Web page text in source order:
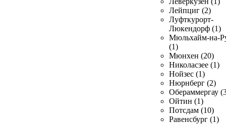
Лейпциг (2)
Луфткурорт-
Люкендорф (1)
Мюльхайм-на-
(1)
Мюнхен (20)
Николасзее (1)
Нойзес (1)
Нюрнберг (2)
Обераммергау
Ойтин (1)
Потсдам (10)
Равенсбург (1)